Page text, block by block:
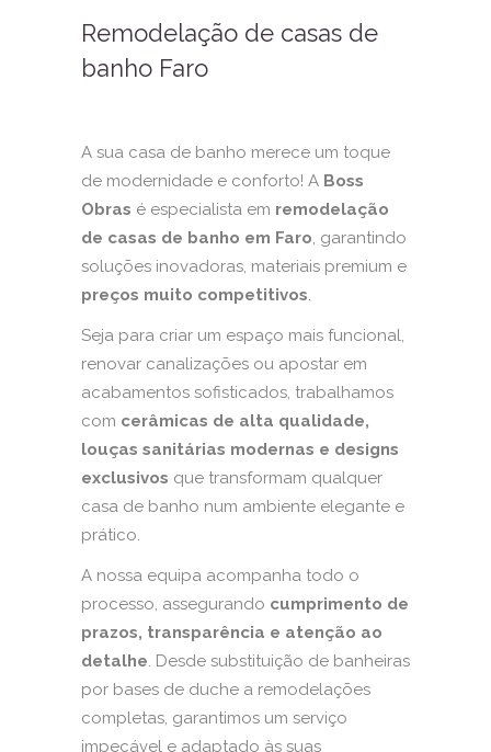
Remodelação de casas de
banho Faro
A sua casa de banho merece um toque
de modernidade e conforto! A Boss
Obras é especialista em remodelação
de casas de banho em Faro, garantindo
soluções inovadoras, materiais premium e
preços muito competitivos.
Seja para criar um espaço mais funcional,
renovar canalizações ou apostar em
acabamentos sofisticados, trabalhamos
com cerâmicas de alta qualidade,
louças sanitárias modernas e designs
exclusivos que transformam qualquer
casa de banho num ambiente elegante e
prático.
A nossa equipa acompanha todo o
processo, assegurando cumprimento de
prazos, transparência e atenção ao
detalhe. Desde substituição de banheiras
por bases de duche a remodelações
completas, garantimos um serviço
impecável e adaptado às suas